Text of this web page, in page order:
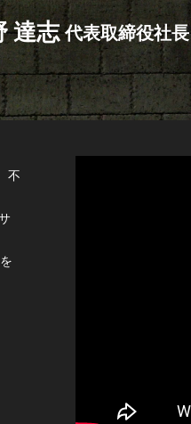
達志代表取締役社長
不